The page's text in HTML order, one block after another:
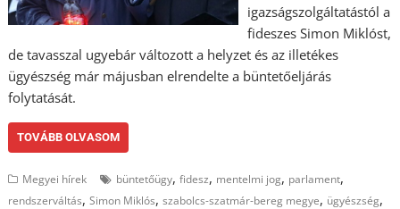
igazságszolgáltatástól a
fideszes Simon Miklóst,
de tavasszal ugyebár változott a helyzet és az illetékes
ügyészség már májusban elrendelte a büntetőeljárás
folytatását.
TOVÁBB OLVASOM
Megyei hírek büntetőügy,fidesz, mentelmi jog, parlament,
rendszerváltás,Simon Miklós,szabolcs-szatmár-bereg megye, ügyészség,